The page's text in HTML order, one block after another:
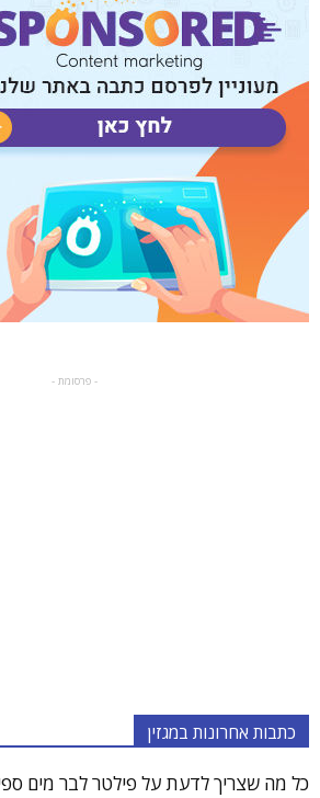
- פרסומת -
כתבות אחרונות במגזין
כל מה שצריך לדעת על פילטר לבר מים